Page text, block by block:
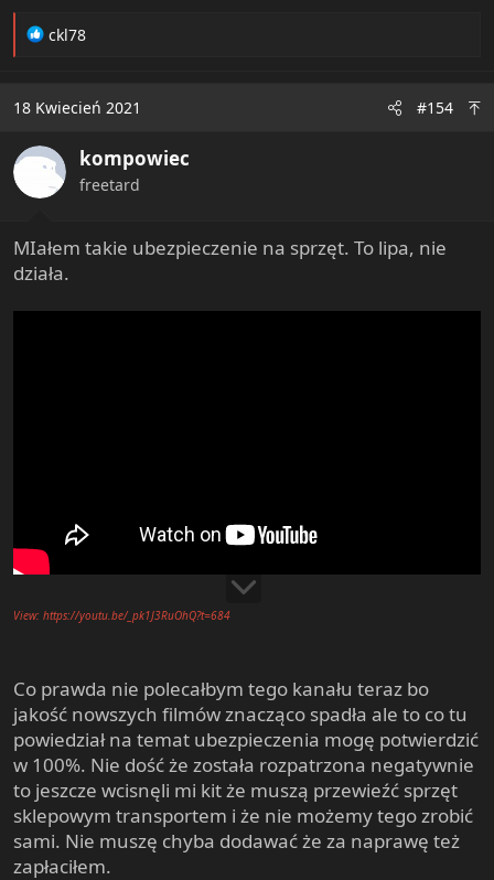
R
t
o
n
s
ckl78
18 Kwiecień 2021 #154
kompowiec
freetard
MIałem takie ubezpieczenie na sprzęt. To lipa, nie
działa.
View: https://youtu.be/_pk1J3RuOhQ?t=684
Co prawda nie polecałbym tego kanału teraz bo
jakość nowszych filmów znacząco spadła ale to co tu
powiedział na temat ubezpieczenia mogę potwierdzić
w 100%. Nie dość że została rozpatrzona negatywnie
to jeszcze wcisnęli mi kit że muszą przewieźć sprzęt
sklepowym transportem i że nie możemy tego zrobić
sami. Nie muszę chyba dodawać że za naprawę też
zapłaciłem.